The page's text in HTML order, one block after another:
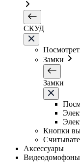
СКУД
Замки
Замки
Кнопки
Аксессуары
Видеодомофоны